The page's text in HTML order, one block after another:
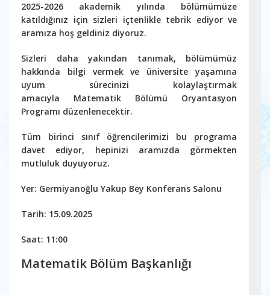
2025-2026 akademik yılında bölümümüze
katıldığınız için sizleri içtenlikle tebrik ediyor ve
aramıza hoş geldiniz diyoruz.
Sizleri daha yakından tanımak, bölümümüz
hakkında bilgi vermek ve üniversite yaşamına
uyum sürecinizi kolaylaştırmak
amacıyla Matematik Bölümü Oryantasyon
Programı düzenlenecektir.
Tüm birinci sınıf öğrencilerimizi bu programa
davet ediyor, hepinizi aramızda görmekten
mutluluk duyuyoruz.
Yer: Germiyanoğlu Yakup Bey Konferans Salonu
Tarih: 15.09.2025
Saat: 11:00
Matematik Bölüm Başkanlığı